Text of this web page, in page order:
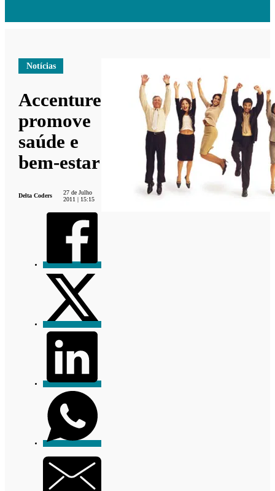
Notícias
Accenture
promove
saúde e
bem-estar
Delta Coders
27 de Julho
2011 | 15:15